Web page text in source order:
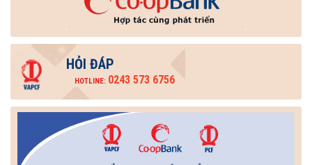
HỎI ĐÁP
HOTLINE: 0243 573 6756